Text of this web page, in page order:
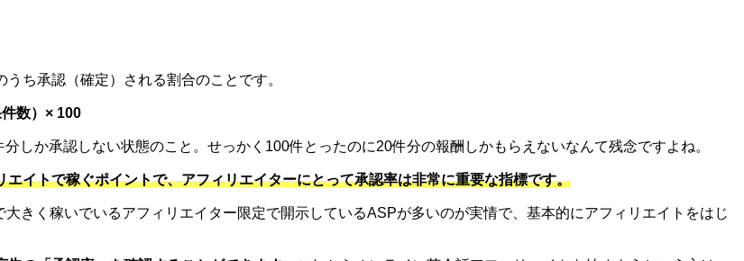
ち承認（確定）される割合のことです。
数）× 100
しか承認しない状態のこと。せっかく100件とったのに20件分の報酬しかもらえないなんて残念ですよね。
イトで稼ぐポイントで、アフィリエイターにとって承認率は非常に重要な指標です。
きく稼いでいるアフィリエイター限定で開示しているASPが多いのが実情で、基本的にアフィリエイトをはじ